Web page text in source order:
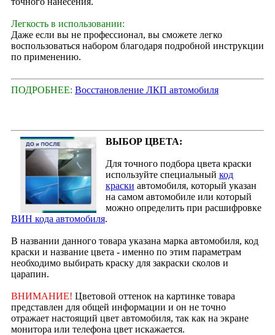
Легкость в использовании:
Даже если вы не профессионал, вы сможете легко
воспользоваться набором благодаря подробной инструкции
по применению.
ПОДРОБНЕЕ: Восстановление ЛКП автомобиля
ВЫБОР ЦВЕТА:
Для точного подбора цвета краски
используйте специальный код
краски автомобиля, который указан
на самом автомобиле или который
можно определить при расшифровке
ВИН кода автомобиля.
В названии данного товара указана марка автомобиля, код
краски и название цвета - именно по этим параметрам
необходимо выбирать краску для закраски сколов и
царапин.
ВНИМАНИЕ! Цветовой оттенок на картинке товара
представлен для общей информации и он не точно
отражает настоящий цвет автомобиля, так как на экране
монитора или телефона цвет искажается.